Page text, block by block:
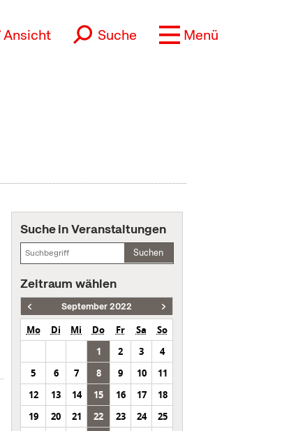
Ansicht Suche Menü
Suche in Veranstaltungen
Suchen
Zeitraum wählen
September 2022
Mo Di Mi Do Fr Sa
So
1
2 3
4
5
6 7 8 9 10
11
12
13 14 15 16 17
18
19
20 21 22 23 24
25